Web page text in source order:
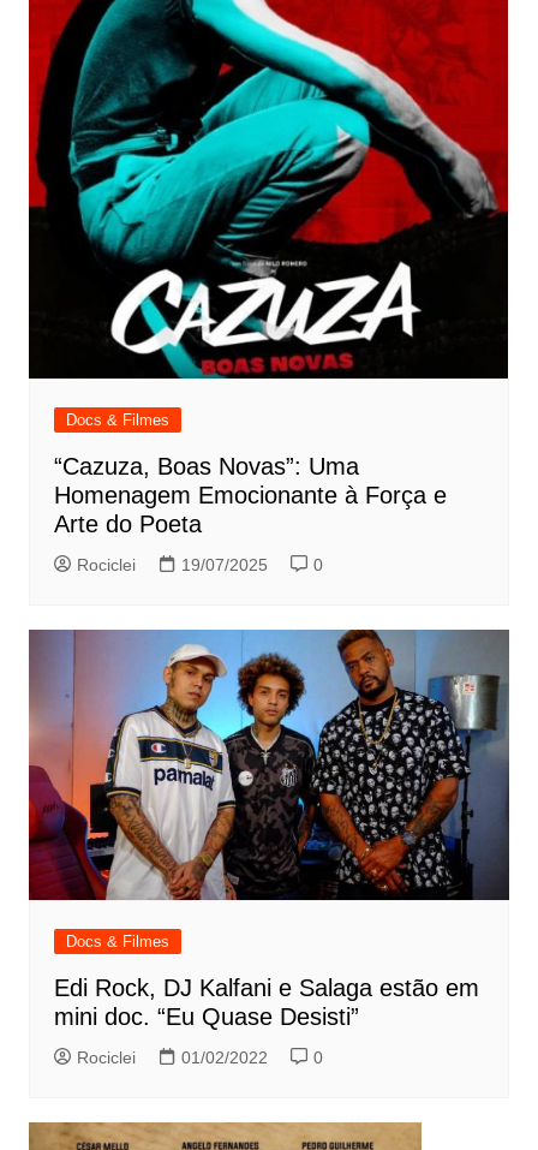
Docs & Filmes
“Cazuza, Boas Novas”: Uma
Homenagem Emocionante à Força e
Arte do Poeta
Rociclei 19/07/2025 0
Docs & Filmes
Edi Rock, DJ Kalfani e Salaga estão em
mini doc. “Eu Quase Desisti”
Rociclei 01/02/2022 0